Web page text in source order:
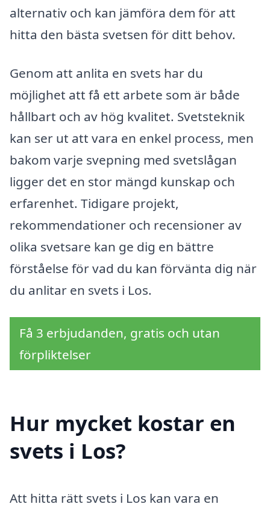
alternativ och kan jämföra dem för att
hitta den bästa svetsen för ditt behov.
Genom att anlita en svets har du
möjlighet att få ett arbete som är både
hållbart och av hög kvalitet. Svetsteknik
kan ser ut att vara en enkel process, men
bakom varje svepning med svetslågan
ligger det en stor mängd kunskap och
erfarenhet. Tidigare projekt,
rekommendationer och recensioner av
olika svetsare kan ge dig en bättre
förståelse för vad du kan förvänta dig när
du anlitar en svets i Los.
Få 3 erbjudanden, gratis och utan
förpliktelser
Hur mycket kostar en
svets i Los?
Att hitta rätt svets i Los kan vara en